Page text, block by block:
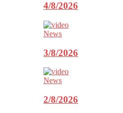
4/8/2026
News
3/8/2026
News
2/8/2026